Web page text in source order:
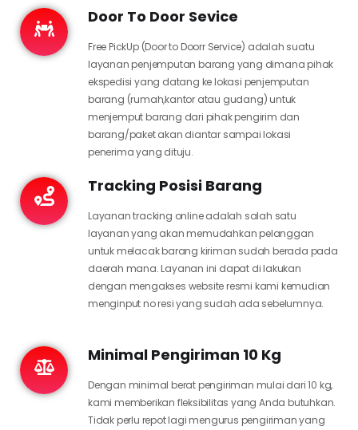
Door To Door Sevice
Free PickUp (Door to Doorr Service) adalah suatu
layanan penjemputan barang yang dimana pihak
ekspedisi yang datang ke lokasi penjemputan
barang (rumah,kantor atau gudang) untuk
menjemput barang dari pihak pengirim dan
barang/paket akan diantar sampai lokasi
penerima yang dituju.
Tracking Posisi Barang
Layanan tracking online adalah salah satu
layanan yang akan memudahkan pelanggan
untuk melacak barang kiriman sudah berada pada
daerah mana. Layanan ini dapat di lakukan
dengan mengakses website resmi kami kemudian
menginput no resi yang sudah ada sebelumnya.
Minimal Pengiriman 10 Kg
Dengan minimal berat pengiriman mulai dari 10 kg,
kami memberikan fleksibilitas yang Anda butuhkan.
Tidak perlu repot lagi mengurus pengiriman yang